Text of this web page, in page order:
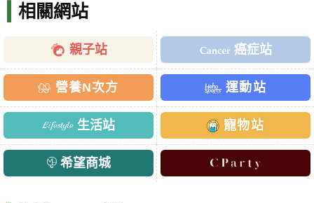
相關網站
親子站 癌症站
營養N次方 運動站
生活站 寵物站
希望商城